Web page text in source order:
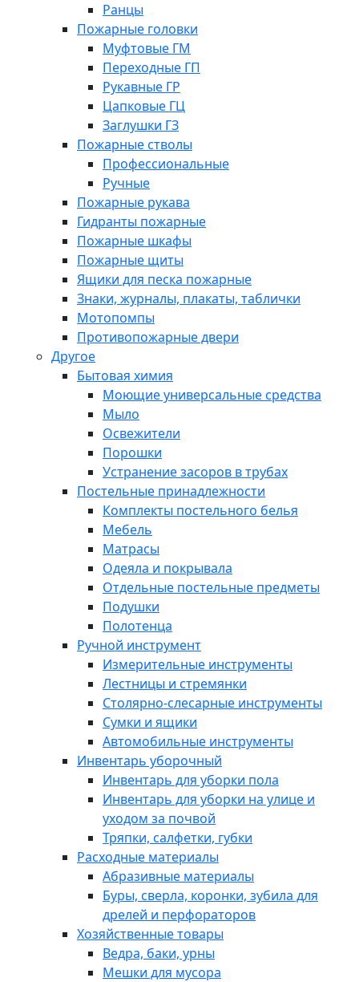
Ранцы
Пожарные головки
Муфтовые ГМ
Переходные ГП
Рукавные ГР
Цапковые ГЦ
Заглушки ГЗ
Пожарные стволы
Профессиональные
Ручные
Пожарные рукава
Гидранты пожарные
Пожарные шкафы
Пожарные щиты
Ящики для песка пожарные
Знаки, журналы, плакаты, таблички
Мотопомпы
Противопожарные двери
Другое
Бытовая химия
Моющие универсальные средства
Мыло
Освежители
Порошки
Устранение засоров в трубах
Постельные принадлежности
Комплекты постельного белья
Мебель
Матрасы
Одеяла и покрывала
Отдельные постельные предметы
Подушки
Полотенца
Ручной инструмент
Измерительные инструменты
Лестницы и стремянки
Столярно-слесарные инструменты
Сумки и ящики
Автомобильные инструменты
Инвентарь уборочный
Инвентарь для уборки пола
Инвентарь для уборки на улице и
уходом за почвой
Тряпки, салфетки, губки
Расходные материалы
Абразивные материалы
Буры, сверла, коронки, зубила для
дрелей и перфораторов
Хозяйственные товары
Ведра, баки, урны
Мешки для мусора